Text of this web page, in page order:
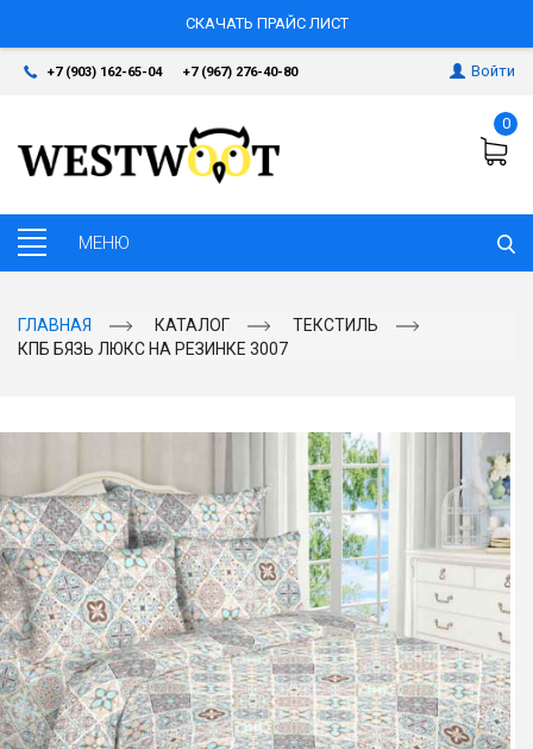
СКАЧАТЬ ПРАЙС ЛИСТ
+7 (903) 162-65-04 +7 (967) 276-40-80 Войти
0
ГЛАВНАЯ КАТАЛОГ
ТЕКСТИЛЬ
КПБ БЯЗЬ ЛЮКС НА РЕЗИНКЕ 3007